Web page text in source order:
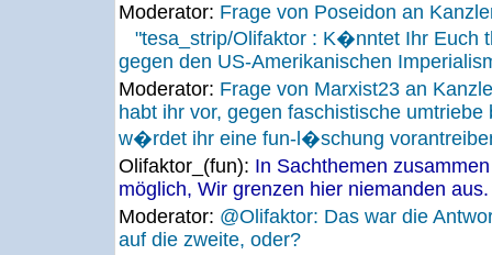
Moderator: Frage von Poseidon an
"tesa_strip/Olifaktor : K�nntet Ihr Euch
gegen den US-Amerikanischen
Moderator: Frage von Marxist23 an
habt ihr vor, gegen faschistische
w�rdet ihr eine fun-l�schung
Olifaktor_(fun): In Sachthemen
möglich, Wir grenzen hier niemanden aus.
Moderator: @Olifaktor: Das war die
auf die zweite, oder?